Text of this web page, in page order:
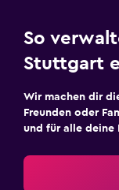
So
Stuttgart
Wir machen dir
Freunden oder
und für alle deine